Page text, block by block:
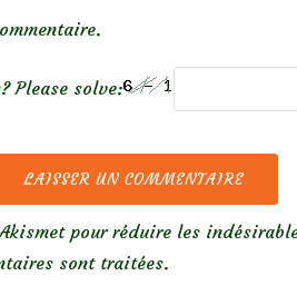
Please solve:
pour réduire les
sont traitées.